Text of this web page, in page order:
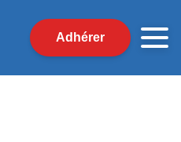
Adhérer